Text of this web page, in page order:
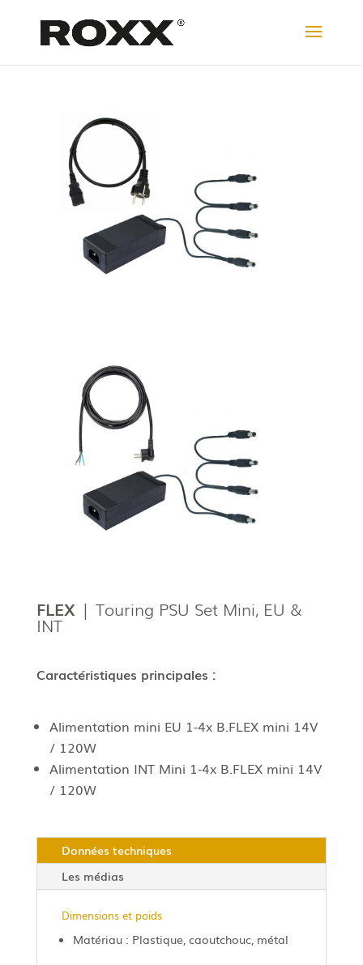
FLEX| Touring PSU Set Mini, EU &
INT
Caractéristiques principales :
Alimentation mini EU 1-4x B.FLEX mini 14V
/ 120W
Alimentation INT Mini 1-4x B.FLEX mini 14V
/ 120W
Données techniques
Les médias
Dimensions et poids
Matériau : Plastique, caoutchouc, métal